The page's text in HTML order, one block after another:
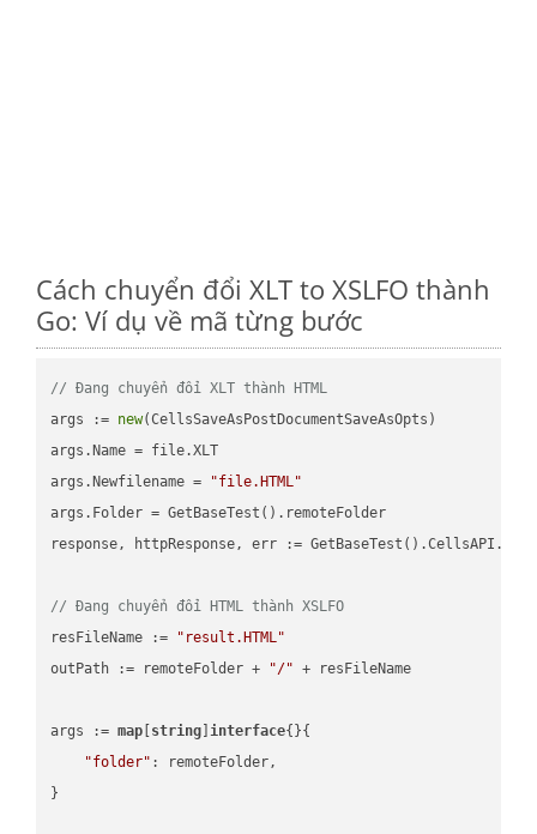
Cách chuyển đổi XLT to XSLFO thành
Go: Ví dụ về mã từng bước
// Đang chuyển đổi XLT thành HTML
args := new(CellsSaveAsPostDocumentSaveAsOpts)
args.Name = file.XLT
args.Newfilename =
"file.HTML"
args.Folder = GetBaseTest().remoteFolder
response, httpResponse, err :=
// Đang chuyển đổi HTML thành XSLFO
resFileName :=
"result.HTML"
outPath := remoteFolder +
"/" + resFileName
args := map string ]interface{}{
"folder" : remoteFolder,
}